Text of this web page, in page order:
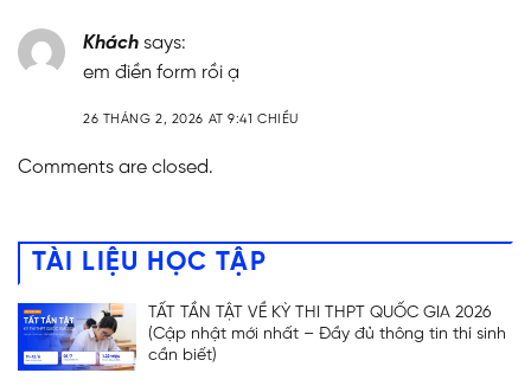
Khách says:
em điền form rồi ạ
26 THÁNG 2, 2026 AT 9:41 CHIỀU
Comments are closed.
TÀI LIỆU HỌC TẬP
TẤT TẦN TẬT VỀ KỲ THI THPT QUỐC GIA 2026
(Cập nhật mới nhất – Đầy đủ thông tin thí sinh
cần biết)